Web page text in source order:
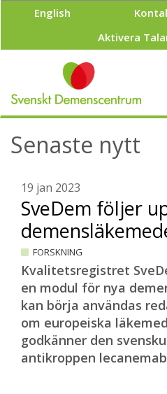
p
l
English
Aktivera
Senaste nytt
19 jan 2023
SveDem följer
FORSKNING
Kvalitetsregistret
en modul för nya
kan börja användas
om europeiska
godkänner den
antikroppen